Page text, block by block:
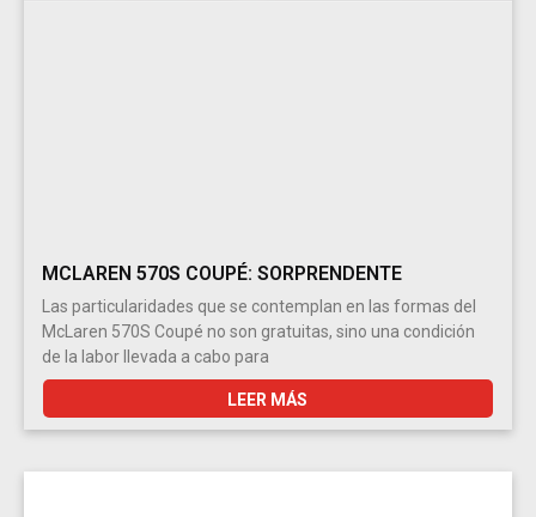
MCLAREN 570S COUPÉ: SORPRENDENTE
Las particularidades que se contemplan en las formas del
McLaren 570S Coupé no son gratuitas, sino una condición
de la labor llevada a cabo para
LEER MÁS